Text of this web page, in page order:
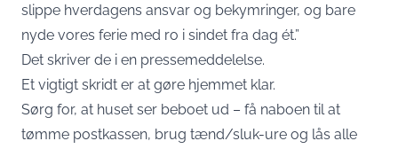
slippe hverdagens ansvar og bekymringer, og bare
nyde vores ferie med ro i sindet fra dag ét.”
Det skriver de i en pressemeddelelse.
Et vigtigt skridt er at gøre hjemmet klar.
Sørg for, at huset ser beboet ud – få naboen til at
tømme postkassen, brug tænd/sluk-ure og lås alle